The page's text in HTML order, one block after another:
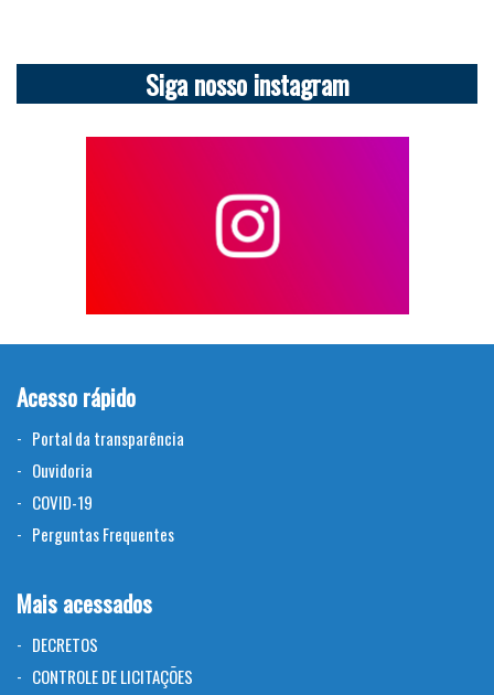
Siga nosso instagram
Acesso rápido
Portal da transparência
Ouvidoria
COVID-19
Perguntas Frequentes
Mais acessados
DECRETOS
CONTROLE DE LICITAÇÕES